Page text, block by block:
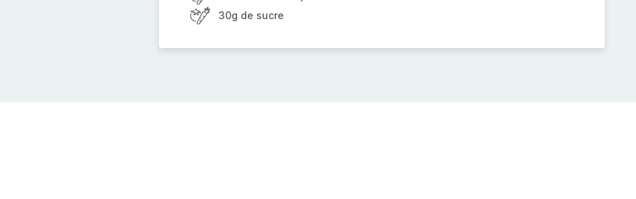
30g de sucre